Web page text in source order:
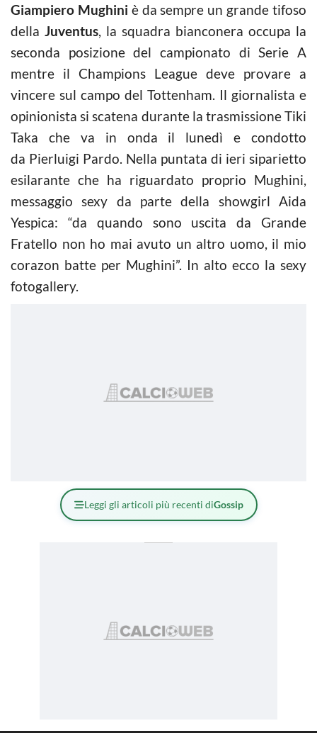
Giampiero Mughini è da sempre un grande tifoso
della Juventus, la squadra bianconera occupa la
seconda posizione del campionato di Serie A
mentre il Champions League deve provare a
vincere sul campo del Tottenham. Il giornalista e
opinionista si scatena durante la trasmissione Tiki
Taka che va in onda il lunedì e condotto
da Pierluigi Pardo. Nella puntata di ieri siparietto
esilarante che ha riguardato proprio Mughini,
messaggio sexy da parte della showgirl Aida
Yespica: “da quando sono uscita da Grande
Fratello non ho mai avuto un altro uomo, il mio
corazon batte per Mughini”. In alto ecco la sexy
fotogallery.
Leggi gli articoli più recenti diGossip